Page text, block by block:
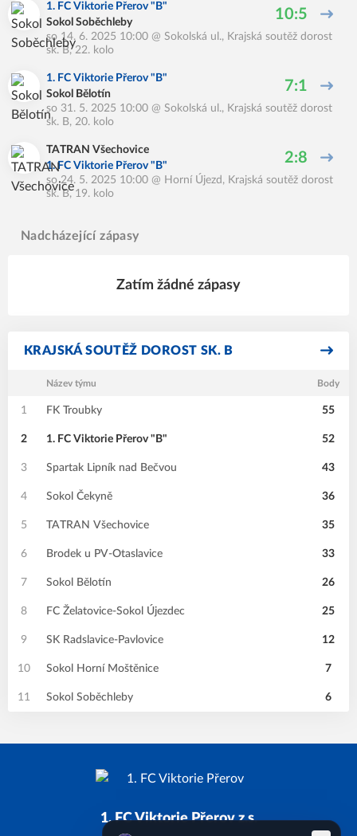
1. FC Viktorie Přerov "B"
Sokol Soběchleby
10:5
so 14. 6. 2025 10:00 @ Sokolská ul., Krajská soutěž dorost
sk. B, 22. kolo
1. FC Viktorie Přerov "B"
Sokol Bělotín
7:1
so 31. 5. 2025 10:00 @ Sokolská ul., Krajská soutěž dorost
sk. B, 20. kolo
TATRAN Všechovice
1. FC Viktorie Přerov "B"
2:8
so 24. 5. 2025 10:00 @ Horní Újezd , Krajská soutěž dorost
sk. B, 19. kolo
Nadcházející zápasy
Zatím žádné zápasy
KRAJSKÁ SOUTĚŽ DOROST SK. B
Název týmu Body
1 FK Troubky 55
2 1. FC Viktorie Přerov "B" 52
3 Spartak Lipník nad Bečvou 43
4 Sokol Čekyně 36
5 TATRAN Všechovice 35
6 Brodek u PV-Otaslavice 33
7 Sokol Bělotín 26
8 FC Želatovice-Sokol Újezdec 25
9 SK Radslavice-Pavlovice 12
10 Sokol Horní Moštěnice 7
11 Sokol Soběchleby 6
1. FC Viktorie Přerov z.s.